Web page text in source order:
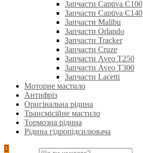
Запчасти Captiva C100
Запчасти Captiva C140
Запчасти Malibu
Запчасти Orlando
Запчасти Tracker
Запчасти Cruze
Запчасти Aveo T250
Запчасти Aveo T300
Запчасти Lacetti
Моторне мастило
Антифріз
Оригінальна рідина
Трансмісійне мастило
Тормозна рідина
Рідина гідропідсилювача